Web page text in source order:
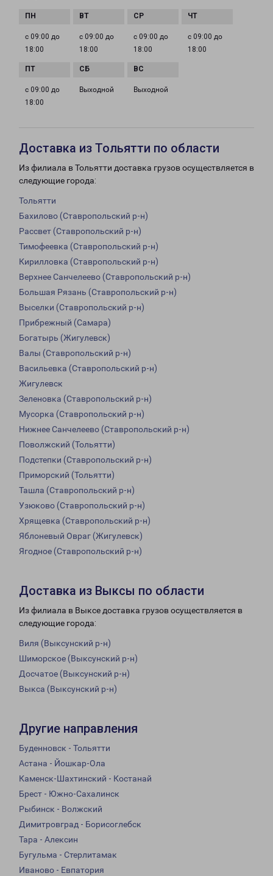
с 09:00 до
18:00
с 09:00 до
18:00
с 09:00 до
18:00
с 09:00 до
18:00
с 09:00 до
18:00
Выходной Выходной
Доставка из Тольятти по области
Из филиала в Тольятти доставка грузов осуществляется в
следующие города:
Тольятти
Бахилово (Ставропольский р-н)
Рассвет (Ставропольский р-н)
Тимофеевка (Ставропольский р-н)
Кирилловка (Ставропольский р-н)
Верхнее Санчелеево (Ставропольский р-н)
Большая Рязань (Ставропольский р-н)
Выселки (Ставропольский р-н)
Прибрежный (Самара)
Богатырь (Жигулевск)
Валы (Ставропольский р-н)
Васильевка (Ставропольский р-н)
Жигулевск
Зеленовка (Ставропольский р-н)
Мусорка (Ставропольский р-н)
Нижнее Санчелеево (Ставропольский р-н)
Поволжский (Тольятти)
Подстепки (Ставропольский р-н)
Приморский (Тольятти)
Ташла (Ставропольский р-н)
Узюково (Ставропольский р-н)
Хрящевка (Ставропольский р-н)
Яблоневый Овраг (Жигулевск)
Ягодное (Ставропольский р-н)
Доставка из Выксы по области
Из филиала в Выксе доставка грузов осуществляется в
следующие города:
Виля (Выксунский р-н)
Шиморское (Выксунский р-н)
Досчатое (Выксунский р-н)
Выкса (Выксунский р-н)
Другие направления
Буденновск - Тольятти
Астана - Йошкар-Ола
Каменск-Шахтинский - Костанай
Брест - Южно-Сахалинск
Рыбинск - Волжский
Димитровград - Борисоглебск
Тара - Алексин
Бугульма - Стерлитамак
Иваново - Евпатория